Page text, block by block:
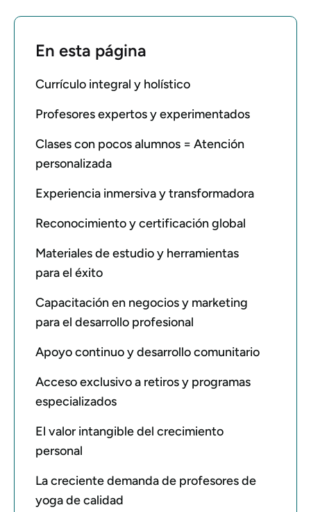
En esta página
Currículo integral y holístico
Profesores expertos y experimentados
Clases con pocos alumnos = Atención
personalizada
Experiencia inmersiva y transformadora
Reconocimiento y certificación global
Materiales de estudio y herramientas
para el éxito
Capacitación en negocios y marketing
para el desarrollo profesional
Apoyo continuo y desarrollo comunitario
Acceso exclusivo a retiros y programas
especializados
El valor intangible del crecimiento
personal
La creciente demanda de profesores de
yoga de calidad